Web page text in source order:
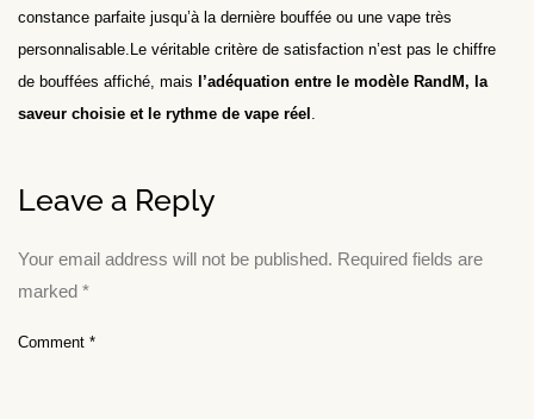
constance parfaite jusqu’à la dernière bouffée ou une vape très
personnalisable.Le véritable critère de satisfaction n’est pas le chiffre
de bouffées affiché, mais l’adéquation entre le modèle RandM, la
saveur choisie et le rythme de vape réel
Leave a Reply
Your email address will not be published. Required fields are
marked *
Comment *